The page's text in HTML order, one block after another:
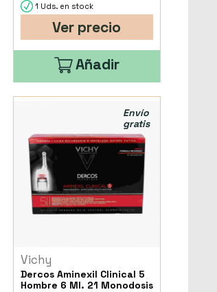
1 Uds. en stock
Ver precio
Añadir
Vichy
Dercos Aminexil Clinical 5
Hombre 6 Ml. 21 Monodosis
Envío
gratis